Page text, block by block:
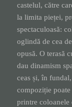
castelul, către
la limita pieței,
spectaculoasă:
oglindă de cea
opusă. O terasă
dau dinamism
ceas și, în
compoziție
printre